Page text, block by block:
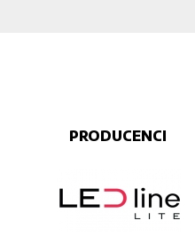
PRODUCENCI